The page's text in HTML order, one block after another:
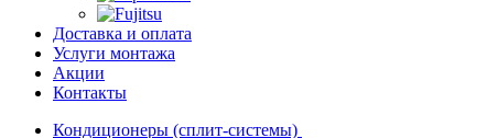
Доставка и оплата
Услуги монтажа
Акции
Контакты
Кондиционеры (сплит-системы)